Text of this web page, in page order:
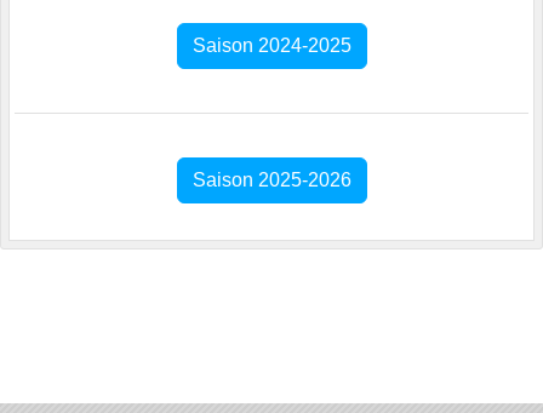
Saison 2024-2025
Saison 2025-2026